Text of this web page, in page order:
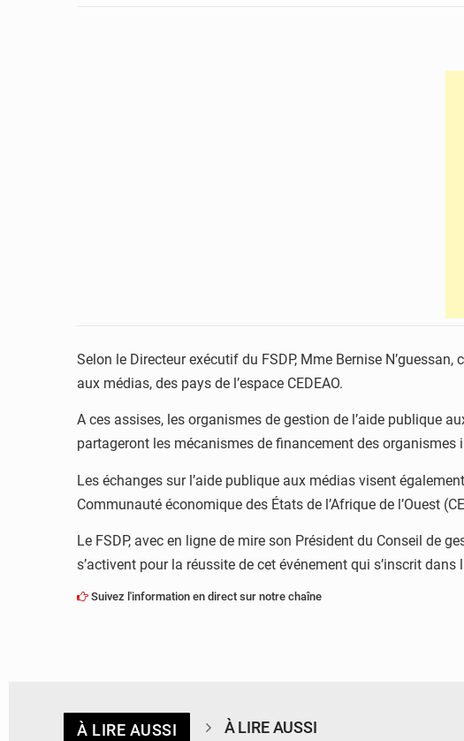
Selon le Directeur exécutif du FSDP, Mme Bernise
aux médias, des pays de l’espace CEDEAO.
A ces assises, les organismes de gestion de l’aide publique
partageront les mécanismes de financement des organismes
Les échanges sur l’aide publique aux médias visent
Communauté économique des États de l’Afrique de l’Ouest
Le FSDP, avec en ligne de mire son Président du Conseil de
s’activent pour la réussite de cet événement qui s’inscrit
Suivez l'information en direct sur notre chaîne
À LIRE AUSSI À LIRE AUSSI